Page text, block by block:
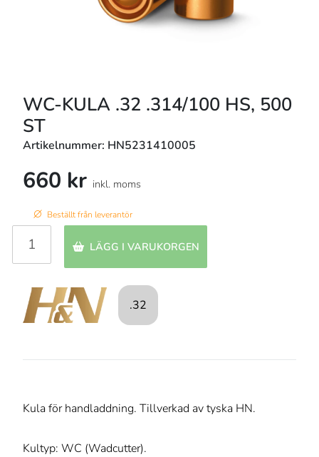
WC-KULA .32 .314/100 HS, 500
ST
Artikelnummer: HN5231410005
660 kr inkl. moms
Beställt från leverantör
LÄGG I VARUKORGEN
.32
Kula för handladdning. Tillverkad av tyska HN.
Kultyp: WC (Wadcutter).